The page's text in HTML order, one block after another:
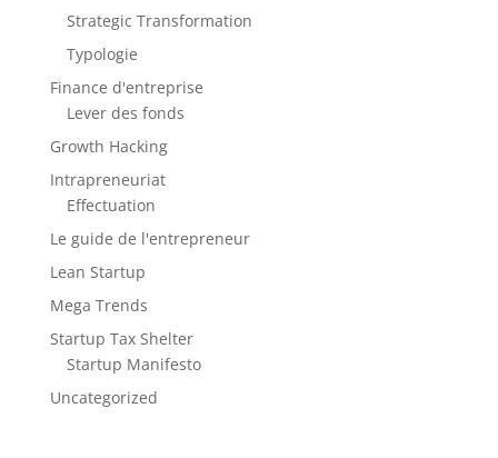
Strategic Transformation
Typologie
Finance d'entreprise
Lever des fonds
Growth Hacking
Intrapreneuriat
Effectuation
Le guide de l'entrepreneur
Lean Startup
Mega Trends
Startup Tax Shelter
Startup Manifesto
Uncategorized